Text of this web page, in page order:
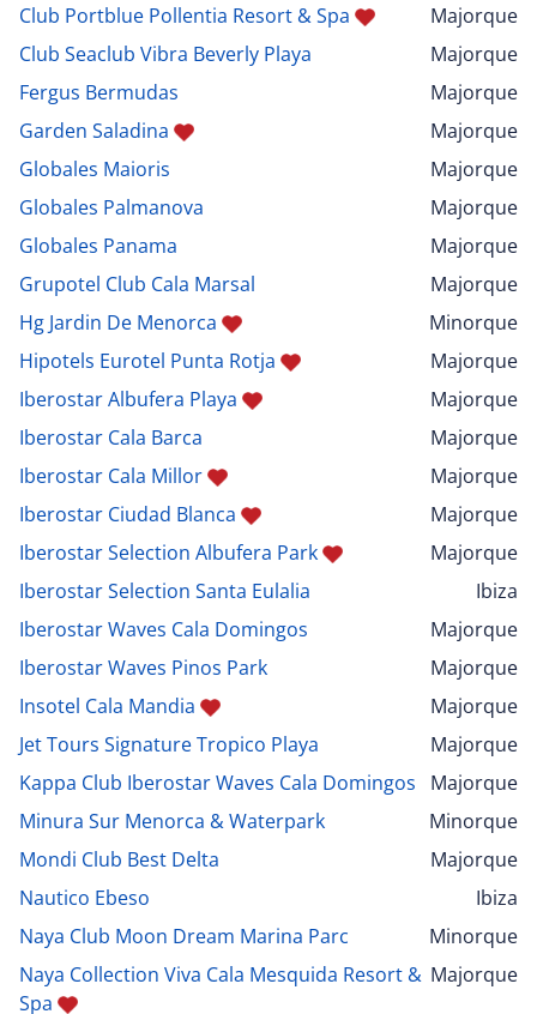
Club Portblue Pollentia Resort & Spa
Majorque
Club Seaclub Vibra Beverly Playa
Majorque
Fergus Bermudas
Majorque
Garden Saladina
Majorque
Globales Maioris
Majorque
Globales Palmanova
Majorque
Globales Panama
Majorque
Grupotel Club Cala Marsal
Majorque
Hg Jardin De Menorca
Minorque
Hipotels Eurotel Punta Rotja
Majorque
Iberostar Albufera Playa
Majorque
Iberostar Cala Barca
Majorque
Iberostar Cala Millor
Majorque
Iberostar Ciudad Blanca
Majorque
Iberostar Selection Albufera Park
Majorque
Iberostar Selection Santa Eulalia
Ibiza
Iberostar Waves Cala Domingos
Majorque
Iberostar Waves Pinos Park
Majorque
Insotel Cala Mandia
Majorque
Jet Tours Signature Tropico Playa
Majorque
Kappa Club Iberostar Waves Cala Domingos
Majorque
Minura Sur Menorca & Waterpark
Minorque
Mondi Club Best Delta
Majorque
Nautico Ebeso
Ibiza
Naya Club Moon Dream Marina Parc
Minorque
Naya Collection Viva Cala Mesquida Resort &
Spa
Majorque